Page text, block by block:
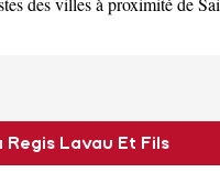
Regis Lavau Et Fils